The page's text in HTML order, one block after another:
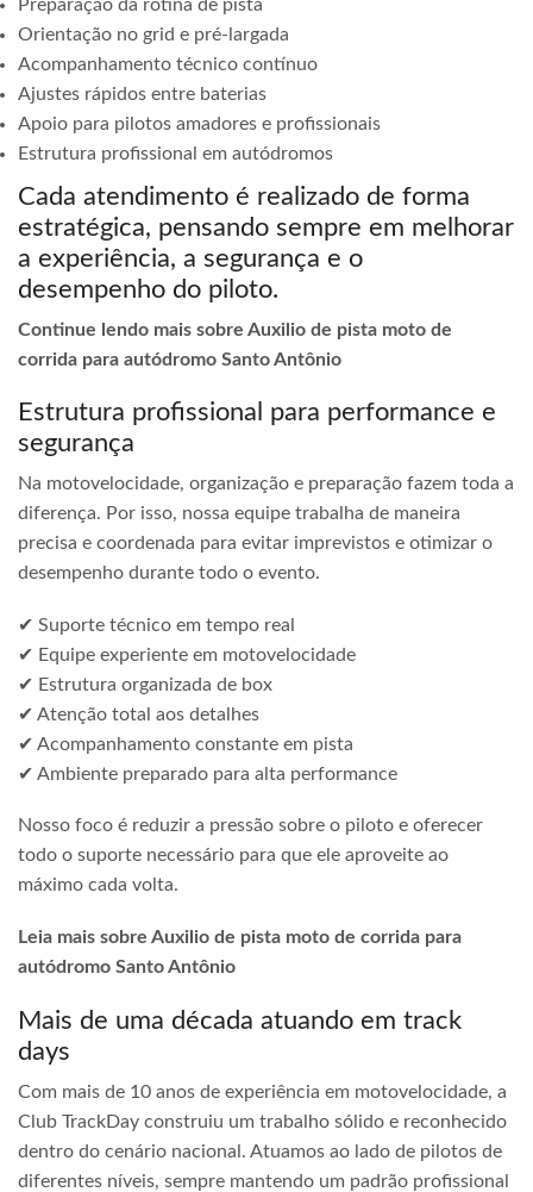
Preparação da rotina de pista
Orientação no grid e pré-largada
Acompanhamento técnico contínuo
Ajustes rápidos entre baterias
Apoio para pilotos amadores e profissionais
Estrutura profissional em autódromos
Cada atendimento é realizado de forma
estratégica, pensando sempre em melhorar
a experiência, a segurança e o
desempenho do piloto.
Continue lendo mais sobre Auxilio de pista moto de
corrida para autódromo Santo Antônio
Estrutura profissional para performance e
segurança
Na motovelocidade, organização e preparação fazem toda a
diferença. Por isso, nossa equipe trabalha de maneira
precisa e coordenada para evitar imprevistos e otimizar o
desempenho durante todo o evento.
✔ Suporte técnico em tempo real
✔ Equipe experiente em motovelocidade
✔ Estrutura organizada de box
✔ Atenção total aos detalhes
✔ Acompanhamento constante em pista
✔ Ambiente preparado para alta performance
Nosso foco é reduzir a pressão sobre o piloto e oferecer
todo o suporte necessário para que ele aproveite ao
máximo cada volta.
Leia mais sobre Auxilio de pista moto de corrida para
autódromo Santo Antônio
Mais de uma década atuando em track
days
Com mais de 10 anos de experiência em motovelocidade, a
Club TrackDay construiu um trabalho sólido e reconhecido
dentro do cenário nacional. Atuamos ao lado de pilotos de
diferentes níveis, sempre mantendo um padrão profissional